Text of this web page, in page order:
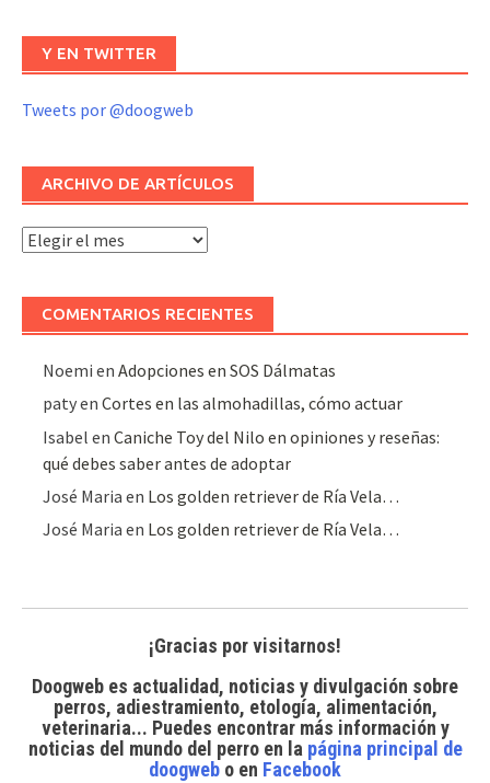
Y EN TWITTER
Tweets por @doogweb
ARCHIVO DE ARTÍCULOS
Archivo
COMENTARIOS RECIENTES
Noemi enAdopciones en SOS Dálmatas
patyenCortes en las almohadillas, cómo actuar
Isabel enCaniche Toy del Nilo en opiniones y reseñas:
qué debes saber antes de adoptar
José Maria en Los golden retriever de Ría Vela…
José Maria en Los golden retriever de Ría Vela…
¡Gracias por visitarnos!
Doogweb es actualidad, noticias y divulgación sobre
perros, adiestramiento, etología, alimentación,
veterinaria... Puedes encontrar más información y
noticias del mundo del perroen la página principal de
doogweb o en Facebook